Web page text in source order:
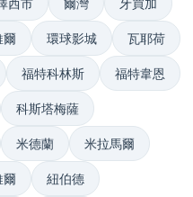
爾 環球影城 瓦耶荷
福特科林斯 福特韋恩
科斯塔梅薩
米德蘭 米拉馬爾
爾 紐伯德